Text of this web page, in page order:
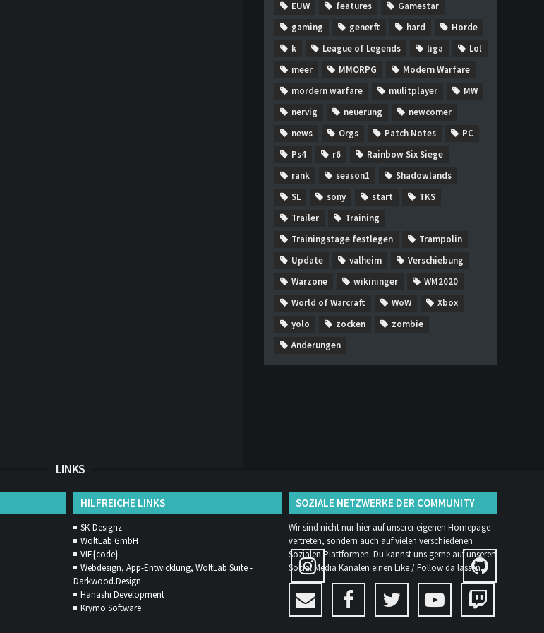
EUW
features
Gamestar
gaming
generft hard
Horde
k
League of Legends liga
Lol
meer
MMORPG
Modern Warfare
mordern warfare
mulitplayer
MW
nervig
neuerung
newcomer
news
Orgs Patch Notes
PC
Ps4
r6
Rainbow Six Siege
rank
season1
Shadowlands
SL
sony start
TKS
Trailer
Training
Trainingstage festlegen
Trampolin
Update
valheim
Verschiebung
Warzone
wikininger
WM2020
World of Warcraft
WoW
Xbox
yolo
zocken
zombie
Änderungen
LINKS
HILFREICHE LINKS
SK-Designz
WoltLab GmbH
VIE{code}
Webdesign, App-Entwicklung, WoltLab Suite -
Darkwood.Design
Hanashi Development
Krymo Software
SOZIALE NETZWERKE DER COMMUNITY
Wir sind nicht nur hier auf unserer eigenen Homepage
vertreten, sondern auch auf vielen verschiedenen
Sozialen Plattformen. Du kannst uns gerne auf unseren
Social Media Kanälen einen Like / Follow da lassen.